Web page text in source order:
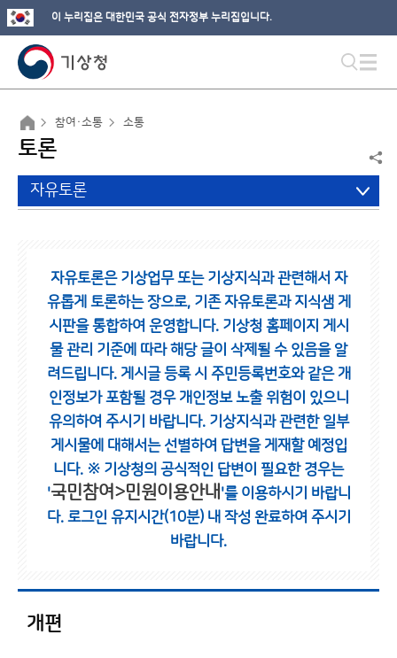
이 누리집은 대한민국 공식 전자정부 누리집입니다.
참여·소통 소통
토론
자유토론
자유토론은 기상업무 또는 기상지식과 관련해서 자
유롭게 토론하는 장으로, 기존 자유토론과 지식샘 게
시판을 통합하여 운영합니다. 기상청 홈페이지 게시
물 관리 기준에 따라 해당 글이 삭제될 수 있음을 알
려드립니다. 게시글 등록 시 주민등록번호와 같은 개
인정보가 포함될 경우 개인정보 노출 위험이 있으니
유의하여 주시기 바랍니다. 기상지식과 관련한 일부
게시물에 대해서는 선별하여 답변을 게재할 예정입
니다. ※ 기상청의 공식적인 답변이 필요한 경우는
'국민참여>민원이용안내 '를 이용하시기 바랍니
다. 로그인 유지시간(10분) 내 작성 완료하여 주시기
바랍니다.
개편